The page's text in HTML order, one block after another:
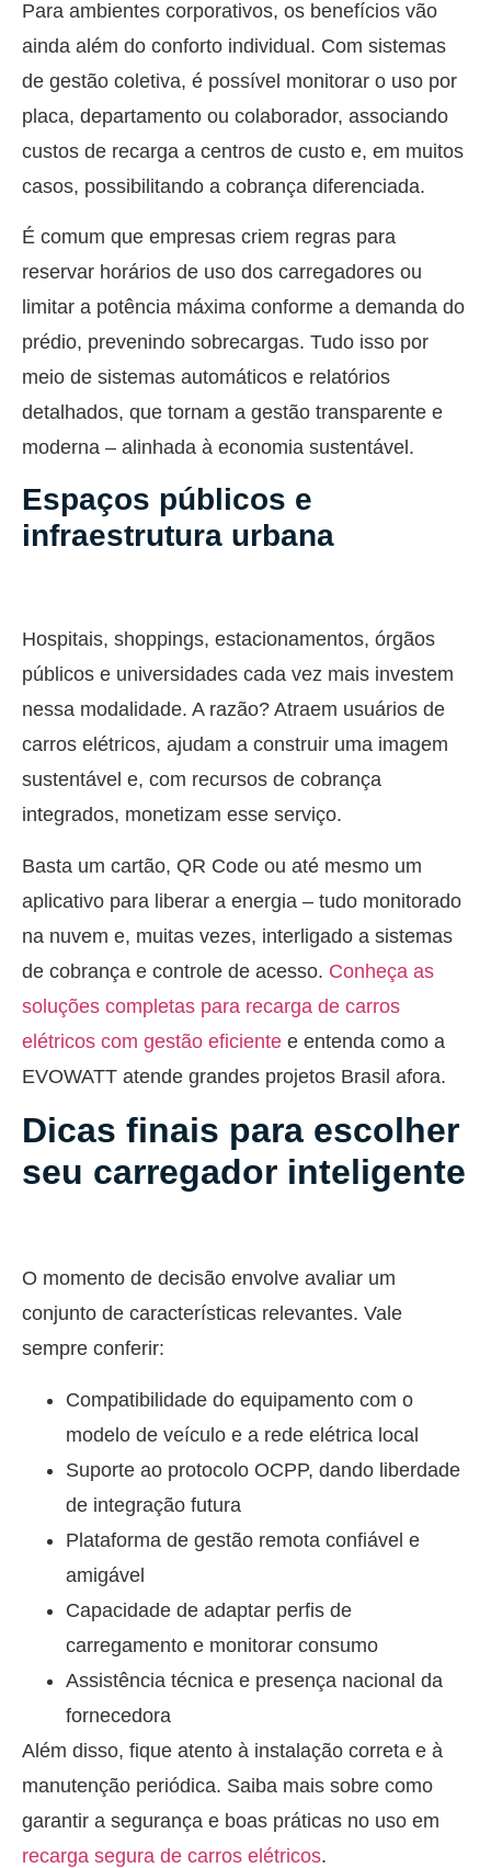
Para ambientes corporativos, os benefícios vão
ainda além do conforto individual. Com sistemas
de gestão coletiva, é possível monitorar o uso por
placa, departamento ou colaborador, associando
custos de recarga a centros de custo e, em muitos
casos, possibilitando a cobrança diferenciada.
É comum que empresas criem regras para
reservar horários de uso dos carregadores ou
limitar a potência máxima conforme a demanda do
prédio, prevenindo sobrecargas. Tudo isso por
meio de sistemas automáticos e relatórios
detalhados, que tornam a gestão transparente e
moderna – alinhada à economia sustentável.
Espaços públicos e
infraestrutura urbana
Hospitais, shoppings, estacionamentos, órgãos
públicos e universidades cada vez mais investem
nessa modalidade. A razão? Atraem usuários de
carros elétricos, ajudam a construir uma imagem
sustentável e, com recursos de cobrança
integrados, monetizam esse serviço.
Basta um cartão, QR Code ou até mesmo um
aplicativo para liberar a energia – tudo monitorado
na nuvem e, muitas vezes, interligado a sistemas
de cobrança e controle de acesso. Conheça as
soluções completas para recarga de carros
elétricos com gestão eficiente e entenda como a
EVOWATT atende grandes projetos Brasil afora.
Dicas finais para escolher
seu carregador inteligente
O momento de decisão envolve avaliar um
conjunto de características relevantes. Vale
sempre conferir:
Compatibilidade do equipamento com o
modelo de veículo e a rede elétrica local
Suporte ao protocolo OCPP, dando liberdade
de integração futura
Plataforma de gestão remota confiável e
amigável
Capacidade de adaptar perfis de
carregamento e monitorar consumo
Assistência técnica e presença nacional da
fornecedora
Além disso, fique atento à instalação correta e à
manutenção periódica. Saiba mais sobre como
garantir a segurança e boas práticas no uso em
recarga segura de carros elétricos.